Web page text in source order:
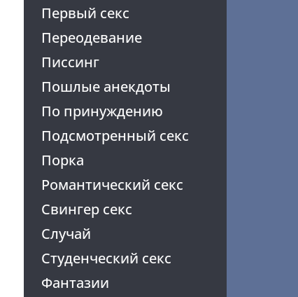
Первый секс
Переодевание
Писсинг
Пошлые анекдоты
По принуждению
Подсмотренный секс
Порка
Романтический секс
Свингер секс
Случай
Студенческий секс
Фантазии